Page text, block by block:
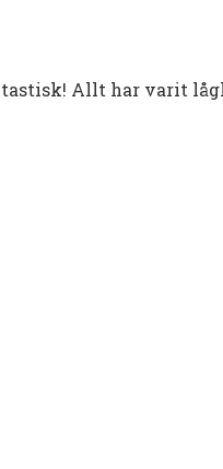
Allt har varit